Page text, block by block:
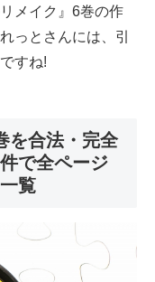
メイク』6巻の作
っとさんには、引
すね!
を合法・完全
で全ページ
覧